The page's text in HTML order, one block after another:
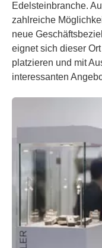
Edelsteinbranche.
zahlreiche
neue
eignet sich dieser
platzieren und mit
interessanten